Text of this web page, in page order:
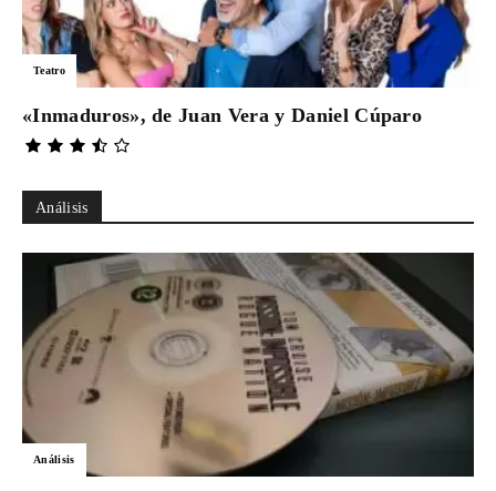
Teatro
«Inmaduros», de Juan Vera y Daniel Cúparo
Análisis
Análisis